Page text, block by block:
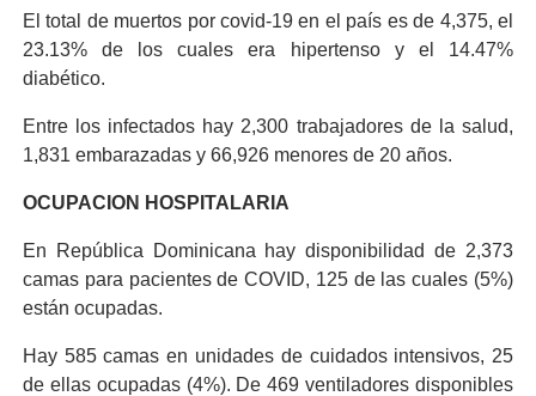
El total de muertos por covid-19 en el país es de 4,375, el
23.13% de los cuales era hipertenso y el 14.47%
diabético.
Entre los infectados hay 2,300 trabajadores de la salud,
1,831 embarazadas y 66,926 menores de 20 años.
OCUPACION HOSPITALARIA
En República Dominicana hay disponibilidad de 2,373
camas para pacientes de COVID, 125 de las cuales (5%)
están ocupadas.
Hay 585 camas en unidades de cuidados intensivos, 25
de ellas ocupadas (4%). De 469 ventiladores disponibles